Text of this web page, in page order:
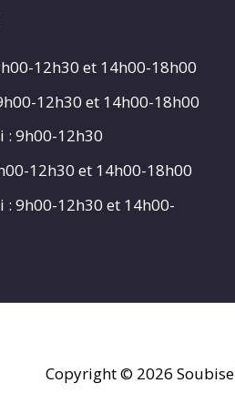
12h30 et 14h00-18h00
12h30 et 14h00-18h00
: 9h00-12h30
12h30 et 14h00-18h00
: 9h00-12h30 et 14h00-
Copyright © 2026 Soubise